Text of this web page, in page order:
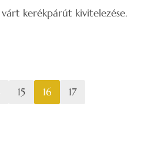
kerékpárút kivitelezése.
15 16
17